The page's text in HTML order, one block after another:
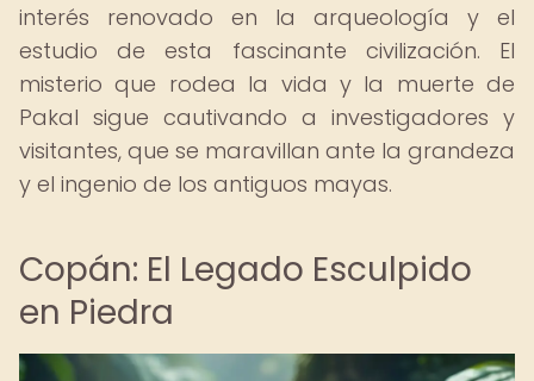
interés renovado en la arqueología y el
estudio de esta fascinante civilización. El
misterio que rodea la vida y la muerte de
Pakal sigue cautivando a investigadores y
visitantes, que se maravillan ante la grandeza
y el ingenio de los antiguos mayas.
Copán: El Legado Esculpido
en Piedra